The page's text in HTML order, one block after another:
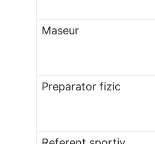
Maseur
Preparator fizic